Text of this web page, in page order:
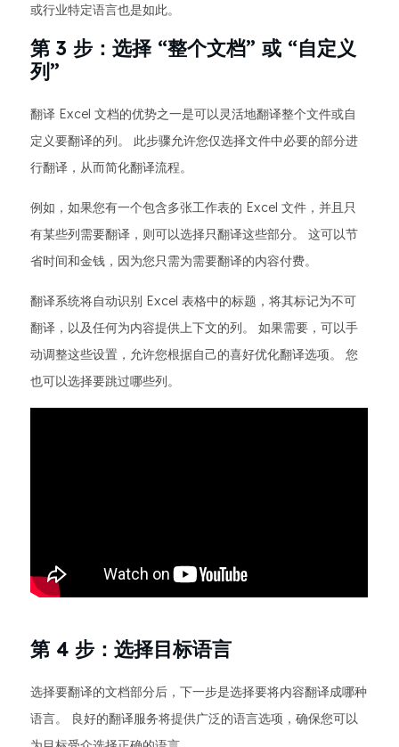
或行业特定语言也是如此。
第 3 步：选择 “整个文档” 或 “自定义
列”
翻译 Excel 文档的优势之一是可以灵活地翻译整个文件或自
定义要翻译的列。 此步骤允许您仅选择文件中必要的部分进
行翻译，从而简化翻译流程。
例如，如果您有一个包含多张工作表的 Excel 文件，并且只
有某些列需要翻译，则可以选择只翻译这些部分。 这可以节
省时间和金钱，因为您只需为需要翻译的内容付费。
翻译系统将自动识别 Excel 表格中的标题，将其标记为不可
翻译，以及任何为内容提供上下文的列。 如果需要，可以手
动调整这些设置，允许您根据自己的喜好优化翻译选项。 您
也可以选择要跳过哪些列。
第 4 步：选择目标语言
选择要翻译的文档部分后，下一步是选择要将内容翻译成哪种
语言。 良好的翻译服务将提供广泛的语言选项，确保您可以